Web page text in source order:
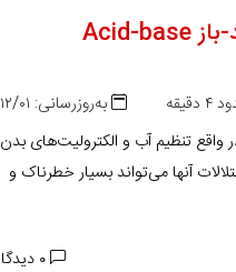
نرم افزار محاسبه تعادل شیمیایی اسید-باز Acid-base
به‌روزرسانی: ۱۳۹۸/۱۲/۰۱
تنظیم آب و الکترولیت‌های بدن
آنها می‌تواند بسیار خطرناک و